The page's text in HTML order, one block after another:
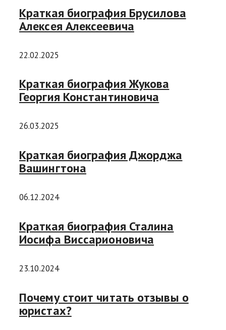
Краткая биография Брусилова
Алексея Алексеевича
22.02.2025
Краткая биография Жукова
Георгия Константиновича
26.03.2025
Краткая биография Джорджа
Вашингтона
06.12.2024
Краткая биография Сталина
Иосифа Виссарионовича
23.10.2024
Почему стоит читать отзывы о
юристах?